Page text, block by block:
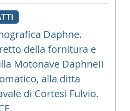
Daphne.
della fornitura e
Motonave DaphneII
alla ditta
di Cortesi Fulvio.